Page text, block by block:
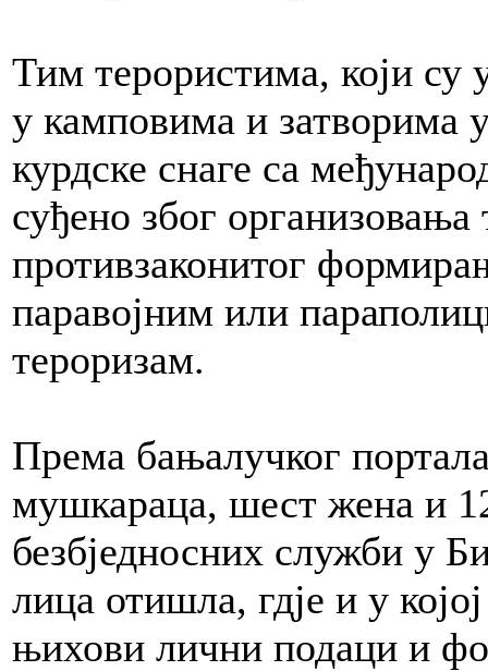
Тим терористима, који су
у камповима и затворима
курдске снаге са
суђено због организовања
противзаконитог
паравојним или
тероризам.
Према бањалучког
мушкараца, шест жена и
безбједносних служби у
лица отишла, гдје и у
њихови лични подаци и